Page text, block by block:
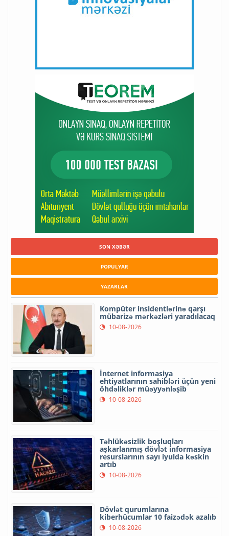
SON XƏBƏR
POPULYAR
YAZARLAR
Kompüter insidentlərinə qarşı
mübarizə mərkəzləri yaradılacaq
10-08-2026
İnternet informasiya
ehtiyatlarının sahibləri üçün yeni
öhdəliklər müəyyənləşib
10-08-2026
Təhlükəsizlik boşluqları
aşkarlanmış dövlət informasiya
resurslarının sayı iyulda kəskin
artıb
10-08-2026
Dövlət qurumlarına
kiberhücumlar 10 faizədək azalıb
10-08-2026